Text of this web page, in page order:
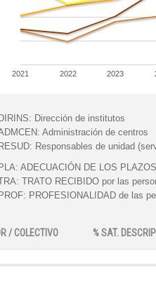
2021 2022 2023
DIRINS: Dirección de institutos
Administración de centros
RESUD: Responsables de unidad
PLA: ADECUACIÓN DE LOS
TRATO RECIBIDO por las
PROF: PROFESIONALIDAD de las
/ COLECTIVO % SAT.